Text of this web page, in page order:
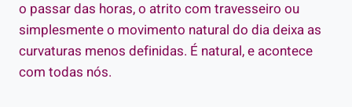
o passar das horas, o atrito com travesseiro ou
simplesmente o movimento natural do dia deixa as
curvaturas menos definidas. É natural, e acontece
com todas nós.